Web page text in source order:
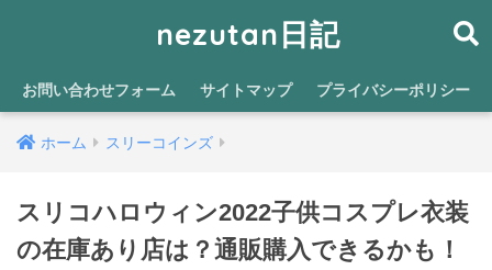
nezutan日記
お問い合わせフォーム サイトマップ プライバシーポリシー
ホーム スリーコインズ
スリコハロウィン2022子供コスプレ衣装
の在庫あり店は？通販購入できるかも！